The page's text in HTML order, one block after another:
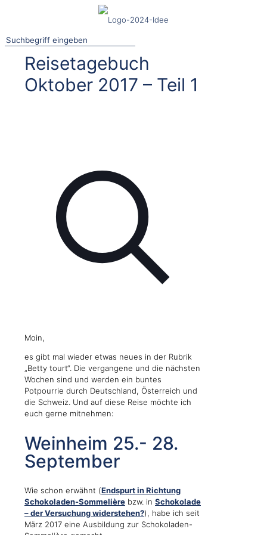
Reisetagebuch
Oktober 2017 – Teil 1
Moin,
es gibt mal wieder etwas neues in der Rubrik
„Betty tourt“. Die vergangene und die nächsten
Wochen sind und werden ein buntes
Potpourrie durch Deutschland, Österreich und
die Schweiz. Und auf diese Reise möchte ich
euch gerne mitnehmen:
Weinheim 25.- 28.
September
Wie schon erwähnt (Endspurt in Richtung
Schokoladen-Sommelière bzw. in Schokolade
– der Versuchung widerstehen?), habe ich seit
März 2017 eine Ausbildung zur Schokoladen-